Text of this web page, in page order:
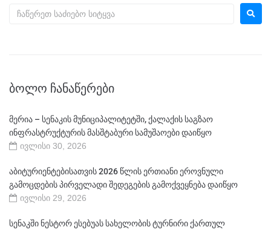
ᲑᲝᲚᲝ ᲩᲐᲜᲐᲬᲔᲠᲔᲑᲘ
მერია – სენაკის მუნიციპალიტეტში, ქალაქის საგზაო
ინფრასტრუქტურის მასშტაბური სამუშაოები დაიწყო
ივლისი 30, 2026
აბიტურიენტებისათვის 2026 წლის ერთიანი ეროვნული
გამოცდების პირველადი შედეგების გამოქვეყნება დაიწყო
ივლისი 29, 2026
სენაკში ნესტორ ესებუას სახელობის ტურნირი ქართულ